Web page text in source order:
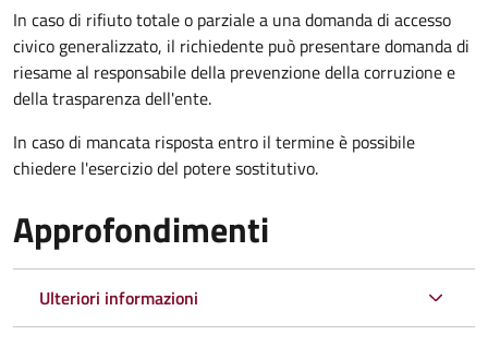
In caso di rifiuto totale o parziale a una domanda di accesso
civico generalizzato, il richiedente può presentare domanda di
riesame al responsabile della prevenzione della corruzione e
della trasparenza dell'ente.
In caso di mancata risposta entro il termine è possibile
chiedere l'esercizio del potere sostitutivo.
Approfondimenti
Ulteriori informazioni